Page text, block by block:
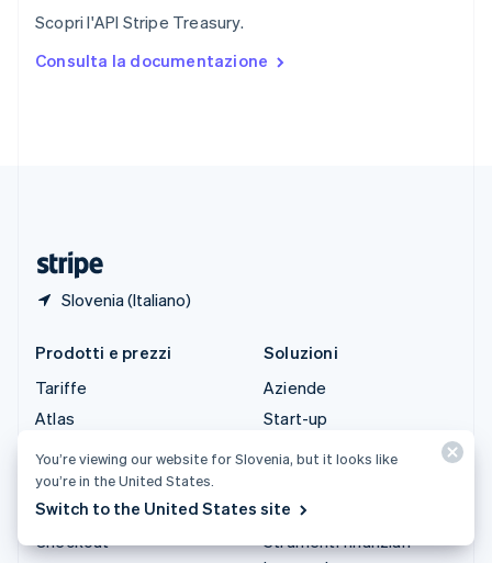
Scopri l'API Stripe Treasury.
Consulta la documentazione
Slovenia (Italiano)
EspañolEnglish
English Español简体中文
Prodotti e prezzi
Tariffe
Atlas
Billing
Capital
Checkout
Soluzioni
Aziende
Start-up
E-commerce
Strumenti finanziari
You’re viewing our website for Slovenia, but it looks like
you’re in the United States.
Switch to the United States site